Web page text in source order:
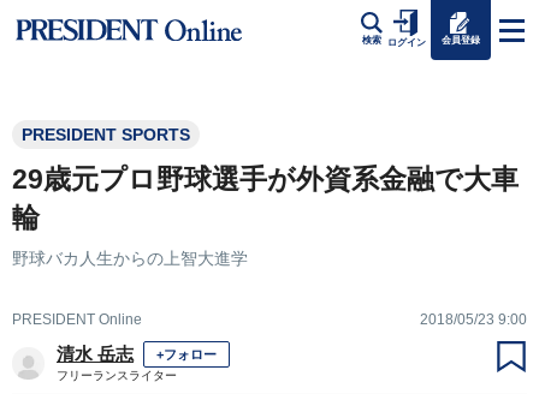
検索 ログイン 会員登録
PRESIDENT SPORTS
29歳元プロ野球選手が外資系金融で大車
輪
野球バカ人生からの上智大進学
PRESIDENT Online 2018/05/23 9:00
清水 岳志 +フォロー
フリーランスライター